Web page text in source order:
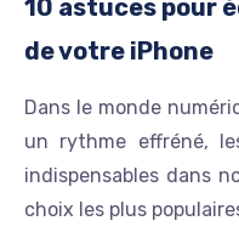
10 astuces pour
de votre iPhone
Dans le monde
un rythme effréné,
indispensables dans
choix les plus